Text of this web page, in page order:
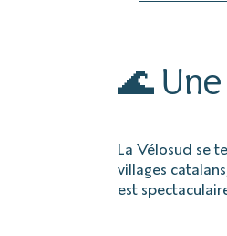
🌊
La Vélosud se
villages
est